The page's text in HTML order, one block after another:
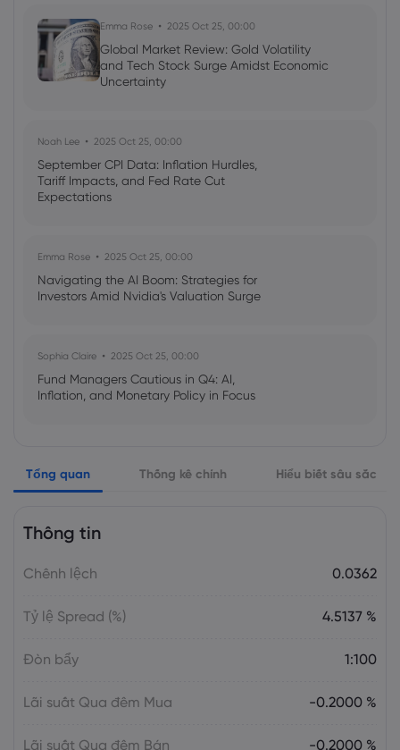
Emma Rose 2025 Oct 25, 00:00
Global Market Review: Gold Volatility
and Tech Stock Surge Amidst Economic
Uncertainty
Noah Lee 2025 Oct 25, 00:00
September CPI Data: Inflation Hurdles,
Tariff Impacts, and Fed Rate Cut
Expectations
Emma Rose 2025 Oct 25, 00:00
Navigating the AI Boom: Strategies for
Investors Amid Nvidia's Valuation Surge
Sophia Claire 2025 Oct 25, 00:00
Fund Managers Cautious in Q4: AI,
Inflation, and Monetary Policy in Focus
US Government Shutdown Threatens
October Inflation Data Release
US-EU Relations: Russia Sanctions Unite
Emma Rose
Tổng quan Thống kê chính Hiểu biết sâu sắc
Thông tin
Chênh lệch 0.0362
Tỷ lệ Spread (%) 4.5137 %
Đòn bẩy 1:100
Lãi suất Qua đêm Mua -0.2000 %
Lãi suất Qua đêm Bán -0.2000 %